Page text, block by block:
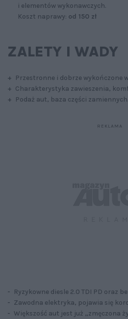
i elementów wykonawczych.
Koszt naprawy: od 150 zł
ZALETY I WADY
+ Przestronne i dobrze wykończone
+ Charakterystyka zawieszenia,
+ Podaż aut, baza części zamiennych.
- Ryzykowne diesle 2.0 TDI PD oraz
- Zawodna elektryka, pojawia się
- Większość aut jest już „zmęczona